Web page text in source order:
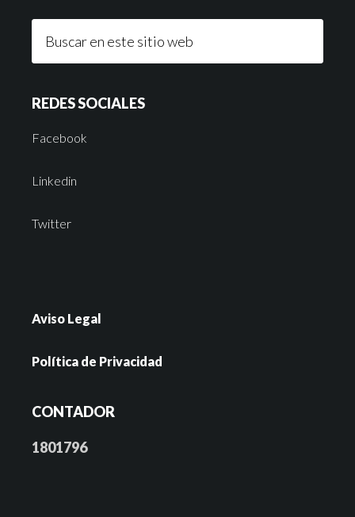
REDES SOCIALES
Facebook
Linkedin
Twitter
Aviso Legal
Política de Privacidad
CONTADOR
1801796